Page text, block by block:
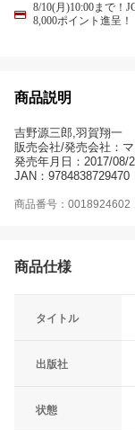
8/10(月)10:00まで！
8,000ポイント進呈！
商品説明
吉野源三郎,羽賀翔一
販売会社/発売会社：
発売年月日：2017/08/
JAN：9784838729470
商品番号：0018924602
商品仕様
タイトル
出版社
状態